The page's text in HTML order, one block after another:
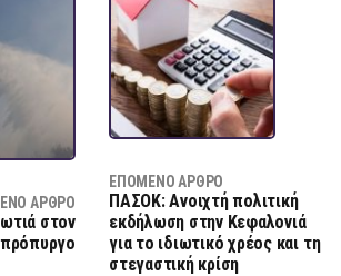
ΆΡΘΡΟ
στον
ΕΠΌΜΕΝΟ ΆΡΘΡΟ
ΠΑΣΟΚ: Ανοιχτή πολιτική
εκδήλωση στην Κεφαλονιά
για το ιδιωτικό χρέος και τη
στεγαστική κρίση